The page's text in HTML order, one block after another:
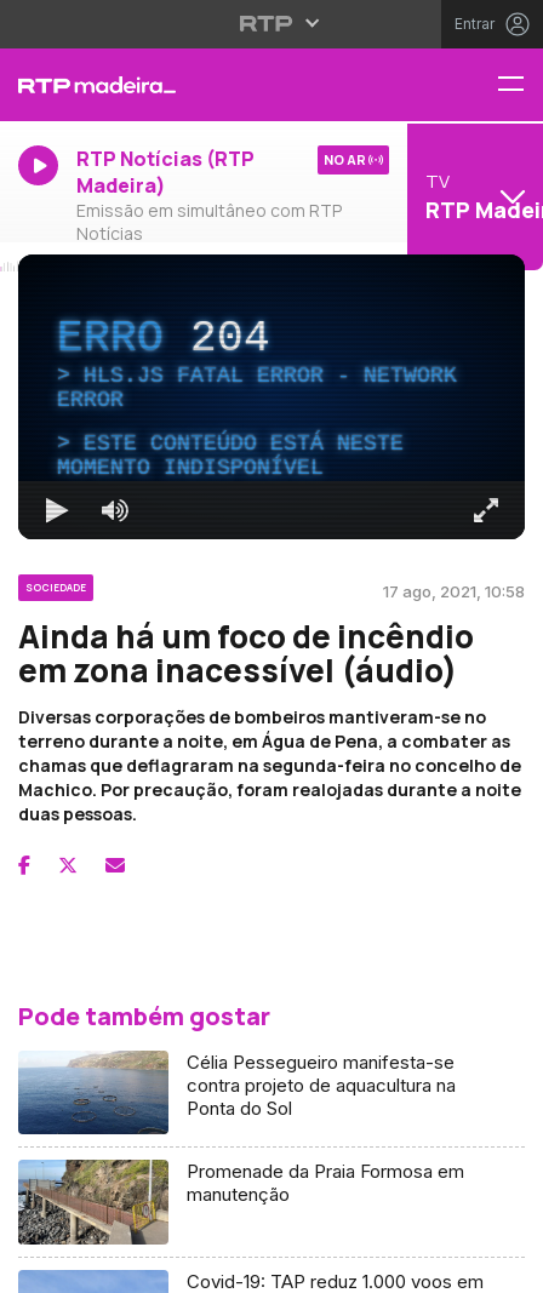
Entrar
RTP Notícias (RTP
Madeira)
Emissão em simultâneo com RTP
Notícias
NO AR
TV
RTP
ERRO204
HLS.JS FATAL ERROR - NETWORK
ERROR
ESTE CONTEÚDO ESTÁ NESTE
MOMENTO INDISPONÍVEL
SOCIEDADE 17 ago, 2021, 10:58
Ainda há um foco de incêndio
em zona inacessível (áudio)
Diversas corporações de bombeiros mantiveram-se no
terreno durante a noite, em Água de Pena, a combater as
chamas que deflagraram na segunda-feira no concelho de
Machico. Por precaução, foram realojadas durante a noite
duas pessoas.
Pode também gostar
Célia Pessegueiro manifesta-se
contra projeto de aquacultura na
Ponta do Sol
Promenade da Praia Formosa em
manutenção
Covid-19: TAP reduz 1.000 voos em